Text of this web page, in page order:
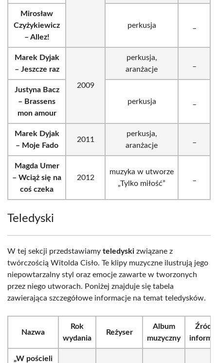
Mirosław
Czyżykiewicz
– Allez!
perkusja
Marek Dyjak
– Jeszcze raz
2009
perkusja,
aranżacje
Justyna Bacz
– Brassens
mon amour
perkusja
Marek Dyjak
– Moje Fado
2011
perkusja,
aranżacje
Magda Umer
– Wciąż się na
coś czeka
2012
muzyka w utworze
„Tylko miłość”
Teledyski
W tej sekcji przedstawiamy teledyski związane z
twórczością Witolda Cisło. Te klipy muzyczne ilustrują jego
niepowtarzalny styl oraz emocje zawarte w tworzonych
przez niego utworach. Poniżej znajduje się tabela
zawierająca szczegółowe informacje na temat teledysków.
Nazwa
Rok
wydania
Reżyser
Album
muzyczny
Źródło
„W pościeli